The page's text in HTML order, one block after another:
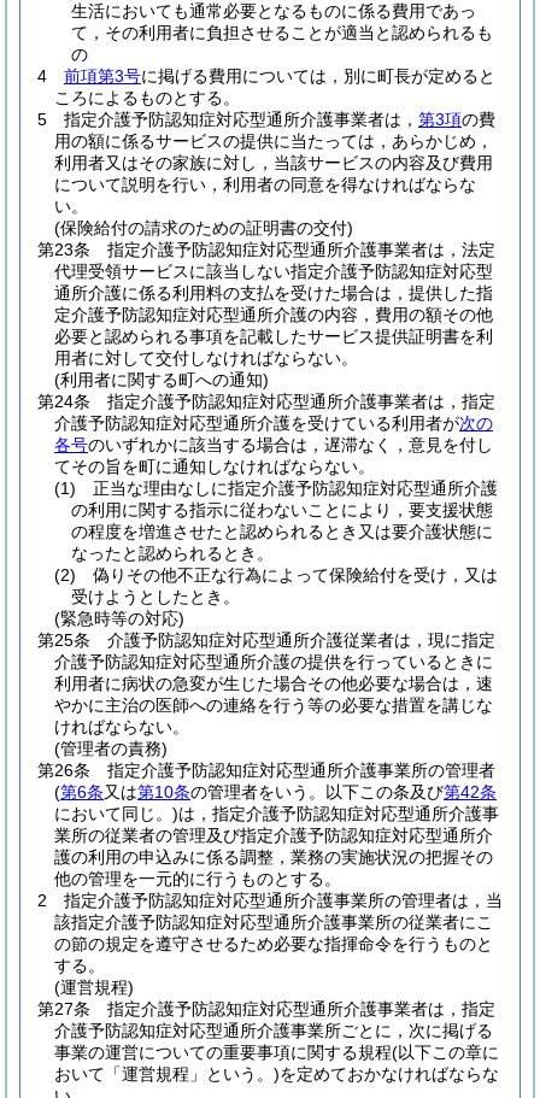
生活においても通常必要となるものに係る費用であっ
て，その利用者に負担させることが適当と認められるも
の
4
前項第3号に掲げる費用については，別に町長が定めると
ころによるものとする。
5
指定介護予防認知症対応型通所介護事業者は， 第3項の費
用の額に係るサービスの提供に当たっては，あらかじめ，
利用者又はその家族に対し，当該サービスの内容及び費用
について説明を行い，利用者の同意を得なければならな
い。
(保険給付の請求のための証明書の交付)
第23条
指定介護予防認知症対応型通所介護事業者は，法定
代理受領サービスに該当しない指定介護予防認知症対応型
通所介護に係る利用料の支払を受けた場合は，提供した指
定介護予防認知症対応型通所介護の内容，費用の額その他
必要と認められる事項を記載したサービス提供証明書を利
用者に対して交付しなければならない。
(利用者に関する町への通知)
第24条
指定介護予防認知症対応型通所介護事業者は，指定
介護予防認知症対応型通所介護を受けている利用者が次の
各号のいずれかに該当する場合は，遅滞なく，意見を付し
てその旨を町に通知しなければならない。
(1)
正当な理由なしに指定介護予防認知症対応型通所介護
の利用に関する指示に従わないことにより，要支援状態
の程度を増進させたと認められるとき又は要介護状態に
なったと認められるとき。
(2)
偽りその他不正な行為によって保険給付を受け，又は
受けようとしたとき。
(緊急時等の対応)
第25条
介護予防認知症対応型通所介護従業者は，現に指定
介護予防認知症対応型通所介護の提供を行っているときに
利用者に病状の急変が生じた場合その他必要な場合は，速
やかに主治の医師への連絡を行う等の必要な措置を講じな
ければならない。
(管理者の責務)
第26条
指定介護予防認知症対応型通所介護事業所の管理者
(第6条又は第10条の管理者をいう。以下この条及び第42条
において同じ。)は，指定介護予防認知症対応型通所介護事
業所の従業者の管理及び指定介護予防認知症対応型通所介
護の利用の申込みに係る調整，業務の実施状況の把握その
他の管理を一元的に行うものとする。
2
指定介護予防認知症対応型通所介護事業所の管理者は，当
該指定介護予防認知症対応型通所介護事業所の従業者にこ
の節の規定を遵守させるため必要な指揮命令を行うものと
する。
(運営規程)
第27条
指定介護予防認知症対応型通所介護事業者は，指定
介護予防認知症対応型通所介護事業所ごとに，次に掲げる
事業の運営についての重要事項に関する規程(以下この章に
おいて「運営規程」という。)を定めておかなければならな